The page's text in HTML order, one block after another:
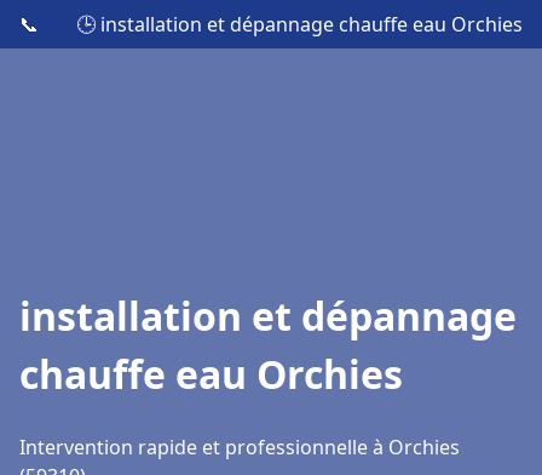
📞 🕒 installation et dépannage chauffe eau Orchies
installation et dépannage
chauffe eau Orchies
Intervention rapide et professionnelle à Orchies